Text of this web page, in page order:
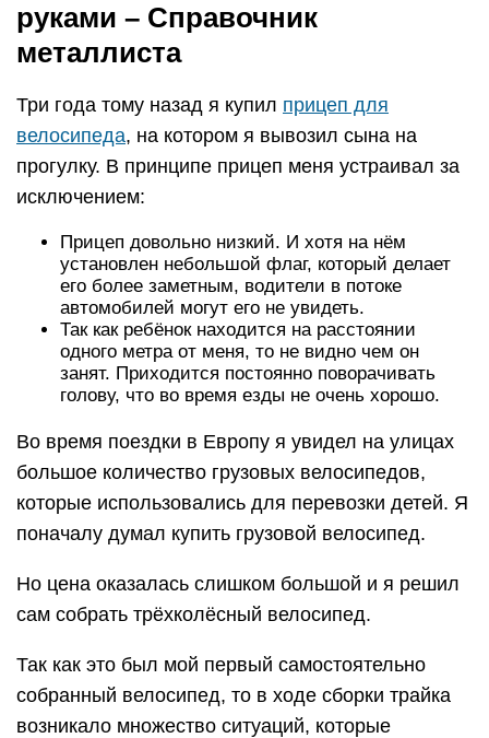
руками – Справочник
металлиста
Три года тому назад я купил прицеп для
велосипеда, на котором я вывозил сына на
прогулку. В принципе прицеп меня устраивал за
исключением:
Прицеп довольно низкий. И хотя на нём
установлен небольшой флаг, который делает
его более заметным, водители в потоке
автомобилей могут его не увидеть.
Так как ребёнок находится на расстоянии
одного метра от меня, то не видно чем он
занят. Приходится постоянно поворачивать
голову, что во время езды не очень хорошо.
Во время поездки в Европу я увидел на улицах
большое количество грузовых велосипедов,
которые использовались для перевозки детей. Я
поначалу думал купить грузовой велосипед.
Но цена оказалась слишком большой и я решил
сам собрать трёхколёсный велосипед.
Так как это был мой первый самостоятельно
собранный велосипед, то в ходе сборки трайка
возникало множество ситуаций, которые